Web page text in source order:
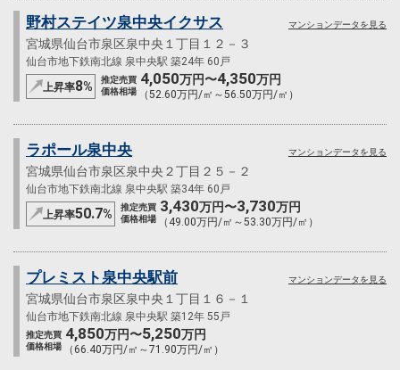
野村ステイツ泉中央イクサス
宮城県仙台市泉区泉中央１丁目１２－３
仙台市地下鉄南北線 泉中央駅 築24年 60戸
上昇率8%
推定売買
価格相場
4,050万円〜4,350万円
（52.60万円/㎡～56.50万円/㎡）
マンションデータを見る
ラポール泉中央
宮城県仙台市泉区泉中央２丁目２５－２
仙台市地下鉄南北線 泉中央駅 築34年 60戸
上昇率50.7%
推定売買
価格相場
3,430万円〜3,730万円
（49.00万円/㎡～53.30万円/㎡）
マンションデータを見る
プレミスト泉中央駅前
宮城県仙台市泉区泉中央１丁目１６－１
仙台市地下鉄南北線 泉中央駅 築12年 55戸
推定売買
価格相場
4,850万円〜5,250万円
（66.40万円/㎡～71.90万円/㎡）
マンションデータを見る